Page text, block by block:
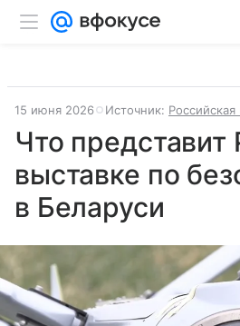
15 июня 2026 Источник: Российская
Что представит
выставке по
в Беларуси